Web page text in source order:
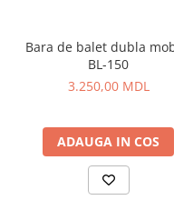
Bara de balet dubla
BL-150
3.250,00 MDL
ADAUGA IN COS